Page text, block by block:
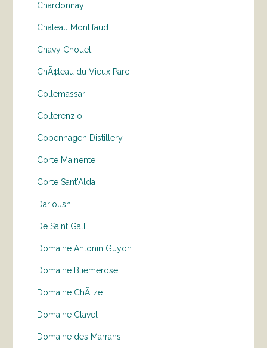
Chardonnay
Chateau Montifaud
Chavy Chouet
ChÃ¢teau du Vieux Parc
Collemassari
Colterenzio
Copenhagen Distillery
Corte Mainente
Corte Sant'Alda
Darioush
De Saint Gall
Domaine Antonin Guyon
Domaine Bliemerose
Domaine ChÃ¨ze
Domaine Clavel
Domaine des Marrans